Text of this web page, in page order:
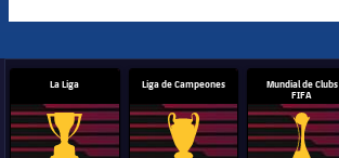
La Liga Liga de Campeones
Mundial de Clubs
FIFA